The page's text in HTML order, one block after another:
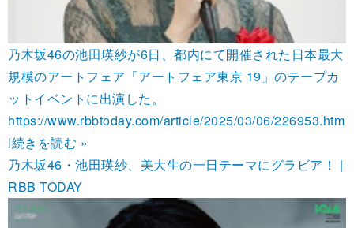
乃木坂46の池田瑛紗が6日、都内にて開催された日本最大
規模のアートフェア「アートフェア東京 19」のテープカ
ットイベントに出演した。
https://www.rbbtoday.com/article/2025/03/06/226953.htm
l続きを読む »
乃木坂46・池田瑛紗、美大生の一日テーマにグラビア！ |
RBB TODAY